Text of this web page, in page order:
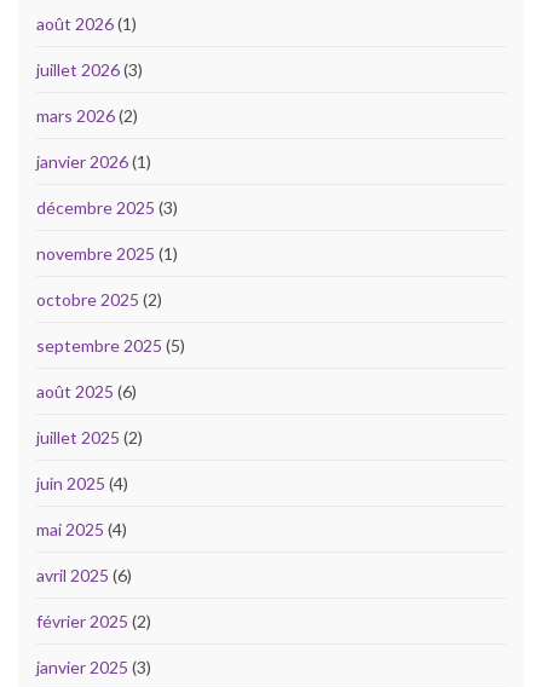
août 2026(1)
juillet 2026(3)
mars 2026(2)
janvier 2026(1)
décembre 2025 (3)
novembre 2025 (1)
octobre 2025 (2)
septembre 2025 (5)
août 2025 (6)
juillet 2025 (2)
juin 2025 (4)
mai 2025 (4)
avril 2025 (6)
février 2025 (2)
janvier 2025 (3)